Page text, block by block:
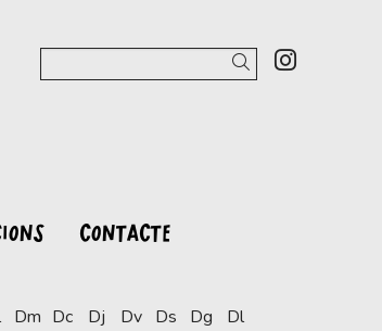
Link a
Cercar
CONTACTE
Dm Dc
Dj
Dv Ds
Dg
Dl